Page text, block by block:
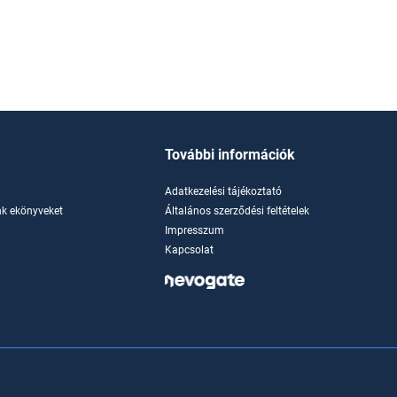
ekönyveket
További információk
Adatkezelési tájékoztató
Általános szerződési feltételek
Impresszum
Kapcsolat